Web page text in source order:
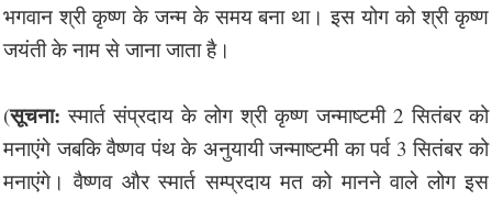
भगवान श्री कृष्ण के जन्म के समय बना था। इस योग को श्री कृष्ण
जयंती के नाम से जाना जाता है।
(सूचना: स्मार्त संप्रदाय के लोग श्री कृष्ण जन्माष्टमी 2 सितंबर को
मनाएंगे जबकि वैष्णव पंथ के अनुयायी जन्माष्टमी का पर्व 3 सितंबर को
मनाएंगे। वैष्णव और स्मार्त सम्प्रदाय मत को मानने वाले लोग इस